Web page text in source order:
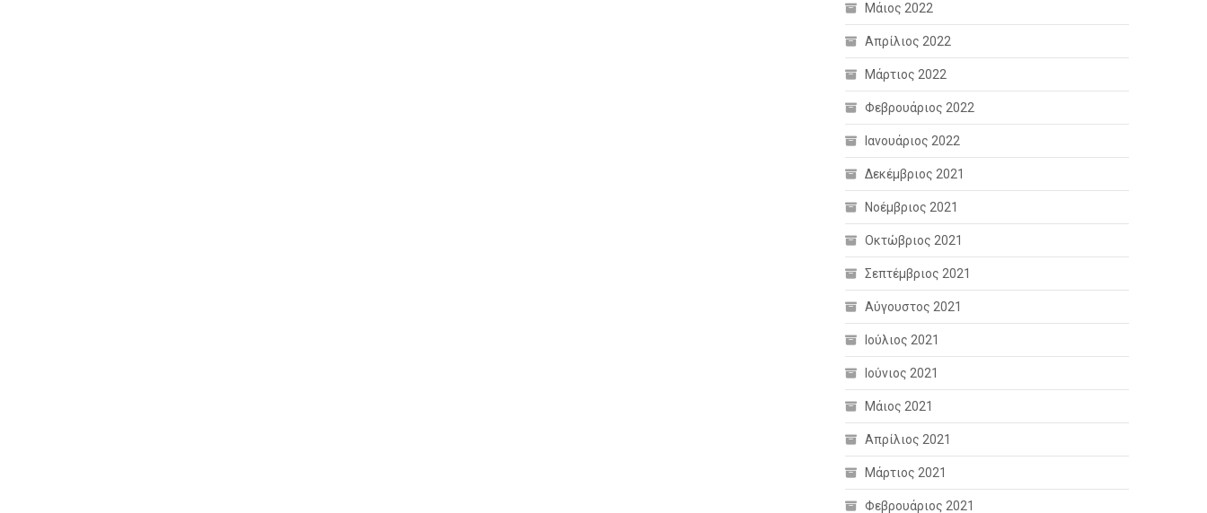
Μάιος 2022
Απρίλιος 2022
Μάρτιος 2022
Φεβρουάριος 2022
Ιανουάριος 2022
Δεκέμβριος 2021
Νοέμβριος 2021
Οκτώβριος 2021
Σεπτέμβριος 2021
Αύγουστος 2021
Ιούλιος 2021
Ιούνιος 2021
Μάιος 2021
Απρίλιος 2021
Μάρτιος 2021
Φεβρουάριος 2021